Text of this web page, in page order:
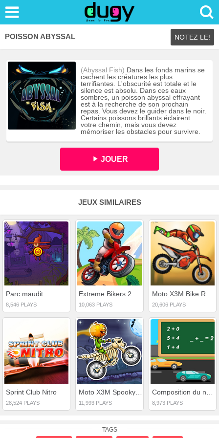
POISSON ABYSSAL NOTEZ LE!
(Abyssal Fish) Dans les fonds marins se
cachent les créatures les plus
terrifiantes. L'obscurité est totale et le
silence est absolu. Dans ces eaux
sombres, un poisson abyssal effrayant
est à la recherche de son prochain
repas. Vous devez le guider dans le noir.
Certains poissons brillants éclairent
votre chemin, mais vous devez
mémoriser les obstacles pour survivre.
JOUER
JEUX SIMILAIRES
Parc maudit
8,546 PLAYS
Extreme Bikers 2
10,063 PLAYS
Moto X3M Bike Race Game
20,606 PLAYS
Sprint Club Nitro
28,524 PLAYS 11,993 PLAYS 8,973 PLAYS
TAGS